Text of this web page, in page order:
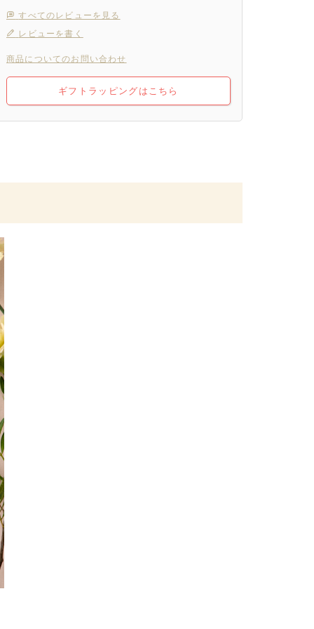
すべてのレビューを見る
レビューを書く
商品についてのお問い合わせ
ギフトラッピングはこちら